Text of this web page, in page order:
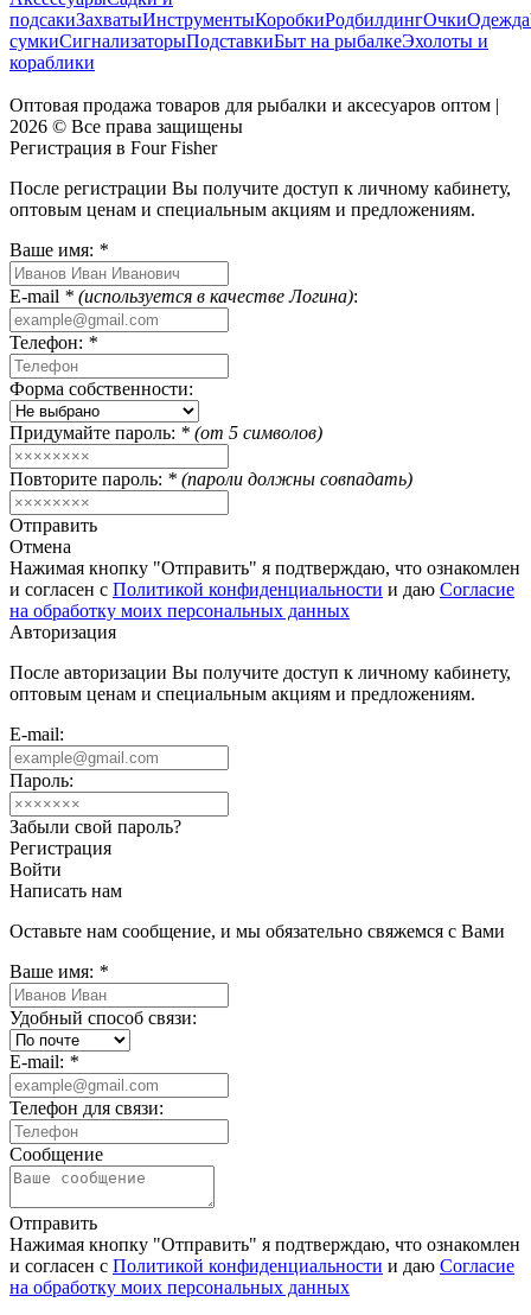
подсакиЗахватыИнструментыКоробкиРодбилдингОчкиОдежда
сумкиСигнализаторыПодставкиБыт на рыбалкеЭхолоты и
кораблики
Оптовая продажа товаров для рыбалки и аксесуаров оптом |
2026 © Все права защищены
Регистрация в Four Fisher
После регистрации Вы получите доступ к личному кабинету,
оптовым ценам и специальным акциям и предложениям.
Ваше имя: *
E-mail * (используется в качестве Логина):
Телефон: *
Форма собственности:
Придумайте пароль: * (от 5 символов)
Повторите пароль: * (пароли должны совпадать)
Отправить
Отмена
Нажимая кнопку "Отправить" я подтверждаю, что ознакомлен
и согласен с Политикой конфиденциальности и даю Согласие
на обработку моих персональных данных
Авторизация
После авторизации Вы получите доступ к личному кабинету,
оптовым ценам и специальным акциям и предложениям.
E-mail:
Пароль:
Забыли свой пароль?
Регистрация
Войти
Написать нам
Оставьте нам сообщение, и мы обязательно свяжемся с Вами
Ваше имя: *
Удобный способ связи:
E-mail: *
Телефон для связи:
Сообщение
Отправить
Нажимая кнопку "Отправить" я подтверждаю, что ознакомлен
и согласен с Политикой конфиденциальности и даю Согласие
на обработку моих персональных данных